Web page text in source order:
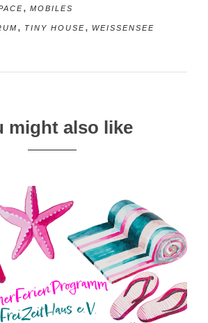
, MOBILES
, TINY HOUSE, WEISSENSEE
might also like